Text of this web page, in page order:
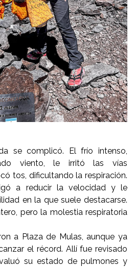
se complicó. El frío intenso,
viento, le irritó las vías
tos, dificultando la respiración.
a reducir la velocidad y le
en la que suele destacarse.
pero la molestia respiratoria
a Plaza de Mulas, aunque ya
el récord. Allí fue revisado
su estado de pulmones y